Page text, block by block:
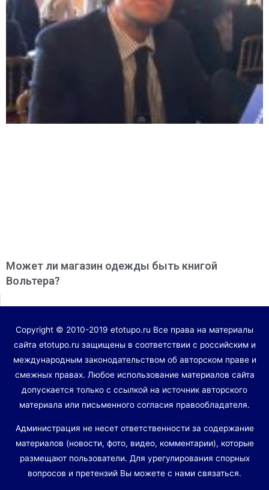
Может ли магазин одежды быть книгой
Вольтера?
Copyright © 2010-2019 etotupo.ru Все права на материалы
сайта etotupo.ru защищены в соответствии с российским и
международным законодательством об авторском праве и
смежных правах. Любое использование материалов сайта
допускается только с ссылкой на источник авторского
материала или письменного согласия правообладателя.
Администрация не несет ответственности за содержание
материалов (новости, фото, видео, комментарии), которые
размещают пользователи. Для урегулирования спорных
вопросов и претензий Вы можете с нами связаться.